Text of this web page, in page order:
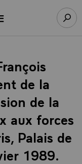
Élysée
de la
de la
aux forces
Palais de
1989.